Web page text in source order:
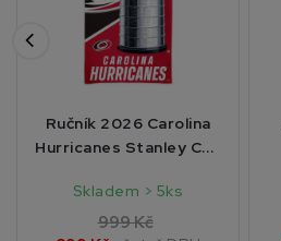
Ručník 2026 Carolina
Hurricanes Stanley Cup
Skladem > 5ks
999 Kč